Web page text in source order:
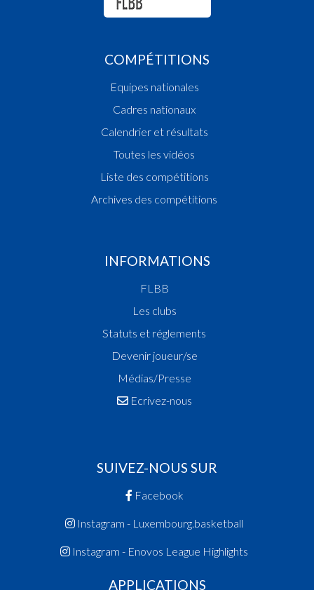
COMPÉTITIONS
Equipes nationales
Cadres nationaux
Calendrier et résultats
Toutes les vidéos
Liste des compétitions
Archives des compétitions
INFORMATIONS
FLBB
Les clubs
Statuts et réglements
Devenir joueur/se
Médias/Presse
Ecrivez-nous
SUIVEZ-NOUS SUR
Facebook
Instagram - Luxembourg.basketball
Instagram - Enovos League Highlights
APPLICATIONS